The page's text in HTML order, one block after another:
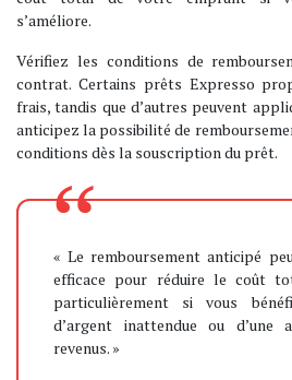
s’améliore.
Vérifiez les conditions de
contrat. Certains prêts Expresso
frais, tandis que d’autres peuvent
anticipez la possibilité de
conditions dès la souscription du prêt.
« Le remboursement anticipé
efficace pour réduire le coût
particulièrement si vous
d’argent inattendue ou d’une
revenus. »